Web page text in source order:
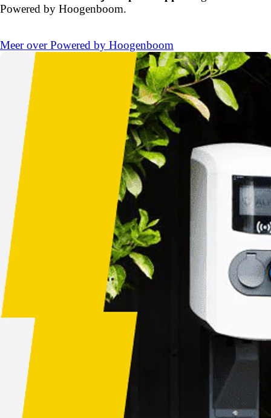
Powered by Hoogenboom.
Meer over Powered by Hoogenboom